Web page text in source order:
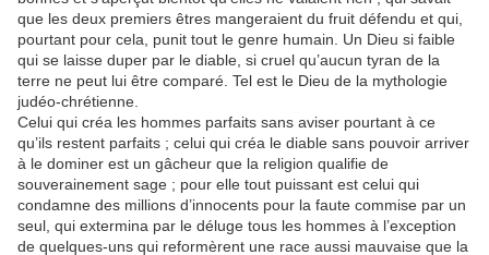
que les deux premiers êtres mangeraient du fruit défendu et qui,
pourtant pour cela, punit tout le genre humain. Un Dieu si faible
qui se laisse duper par le diable, si cruel qu’aucun tyran de la
terre ne peut lui être comparé. Tel est le Dieu de la mythologie
judéo-chrétienne.
Celui qui créa les hommes parfaits sans aviser pourtant à ce
qu’ils restent parfaits ; celui qui créa le diable sans pouvoir arriver
à le dominer est un gâcheur que la religion qualifie de
souverainement sage ; pour elle tout puissant est celui qui
condamne des millions d’innocents pour la faute commise par un
seul, qui extermina par le déluge tous les hommes à l’exception
de quelques-uns qui reformèrent une race aussi mauvaise que la